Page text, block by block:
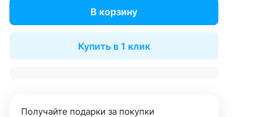
В корзину
Купить в 1 клик
Получайте подарки за покупки